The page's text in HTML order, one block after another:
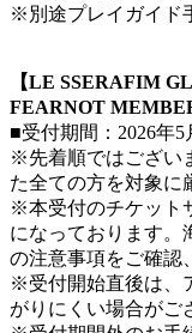
※別途プレイガイド
【LE SSERAFIM
FEARNOT
■受付期間：2026年5
※先着順ではござい
た全ての方を対象に
※本受付のチケット
になっております。
の注意事項をご確認
※受付開始直後は、
がりにくい場合がご